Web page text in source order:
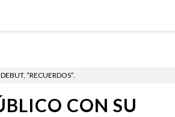
“RECUERDOS”.
CON SU